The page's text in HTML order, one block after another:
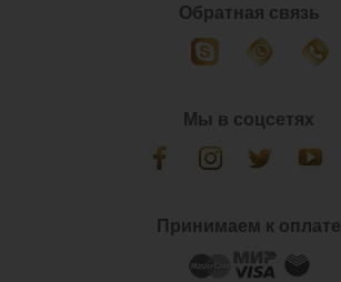
Обратная связь
Мы в соцсетях
Принимаем к оплате